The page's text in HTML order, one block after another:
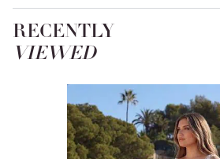
RECENTLY
VIEWED